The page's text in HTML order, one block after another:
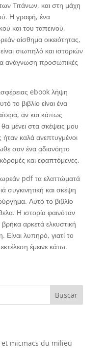
Τιτάνων, και στη μάχη
Η γραφή, ένα
και του ταπεινού,
αίσθημα οικειότητας,
σιωπηλό και ιστοριών
ανάγνωση προσωπικές
ebook λήψη
το βιβλίο είναι ένα
αν και κάπως
μένει στα σκέψεις μου
καλά ανεπτυγμένοι
σαν ένα αδιανόητο
και εφαπτόμενες.
pdf τα ελαττώματά
συγκινητική και σκέψη
Αυτό το βιβλίο
Η ιστορία φαινόταν
αρκετά ελκυστική
λυπηρό, γιατί το
έμεινε κάτω.
Buscar
et micmacs du milieu